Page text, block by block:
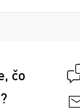
čo